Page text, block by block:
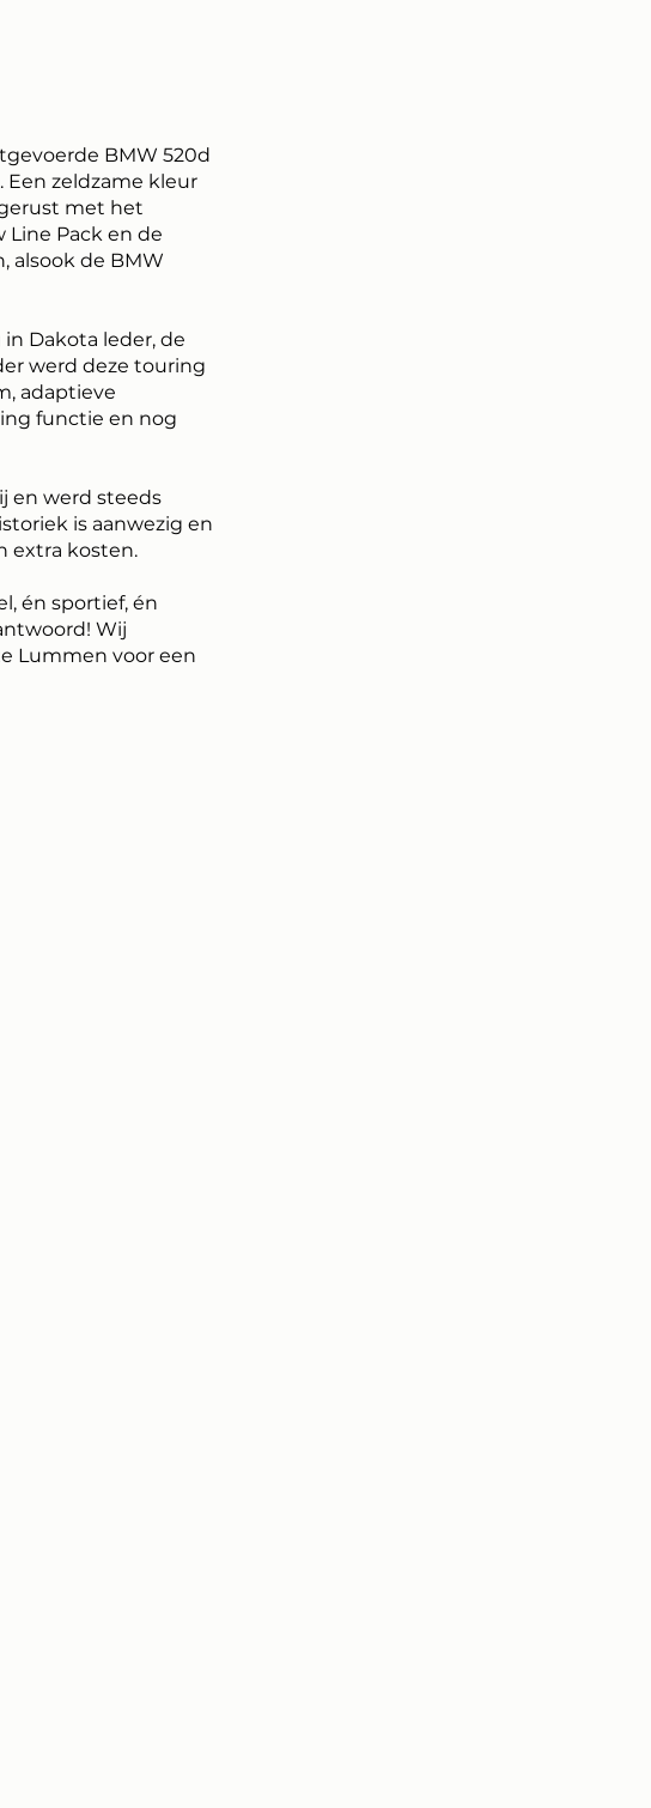
BMW 520d
Een zeldzame kleur
met het
Pack en de
alsook de BMW
Dakota leder, de
werd deze touring
adaptieve
functie en nog
en werd steeds
is aanwezig en
extra kosten.
én sportief, én
Wij
Lummen voor een